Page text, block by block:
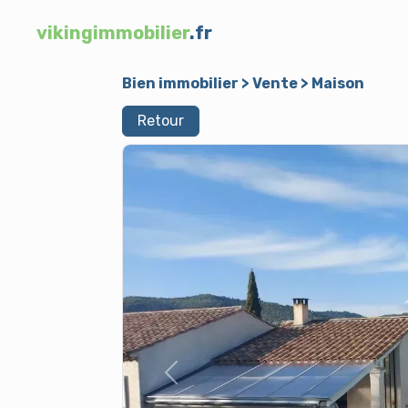
vikingimmobilier.fr
Bien immobilier > Vente > Maison
Retour
Previous